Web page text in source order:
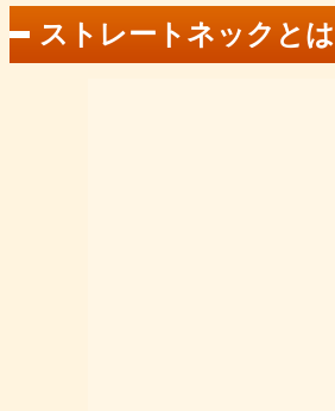
ストレートネックとは